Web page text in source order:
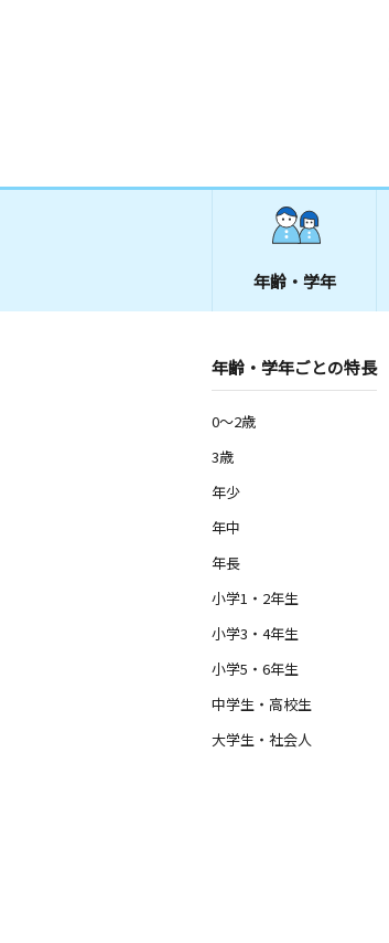
年齢・学年
年齢・学年ごとの特長
0～2歳
3歳
年少
年中
年長
小学1・2年生
小学3・4年生
小学5・6年生
中学生・高校生
大学生・社会人